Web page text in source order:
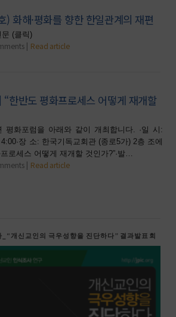
) 화해·평화를 향한 한일관계의 재편
(클릭)
Read article
한반도 평화프로세스 어떻게 재개할
평화포럼을 아래와 같이 개최합니다. ·일 시:
장 소: 한국기독교회관 (종로5가) 2층 조에
로세스 어떻게 재개할 것인가?”·발…
Read article
개신교인의 극우성향을 진단하다” 결과발표회